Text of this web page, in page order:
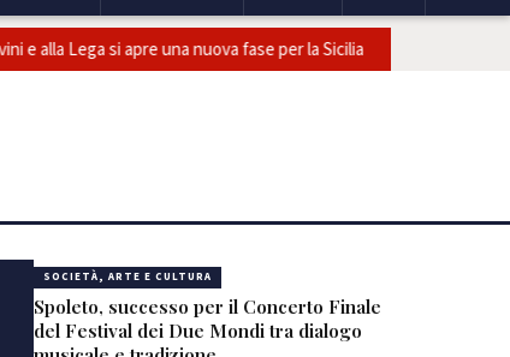
Lega si apre una nuova fase per la Sicilia
SOCIETÀ, ARTE E CULTURA
Spoleto, successo per il Concerto Finale
del Festival dei Due Mondi tra dialogo